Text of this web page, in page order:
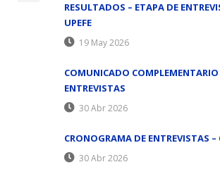
RESULTADOS – ETAPA DE
UPEFE
19 May 2026
COMUNICADO
ENTREVISTAS
30 Abr 2026
CRONOGRAMA DE ENTREVISTAS
30 Abr 2026